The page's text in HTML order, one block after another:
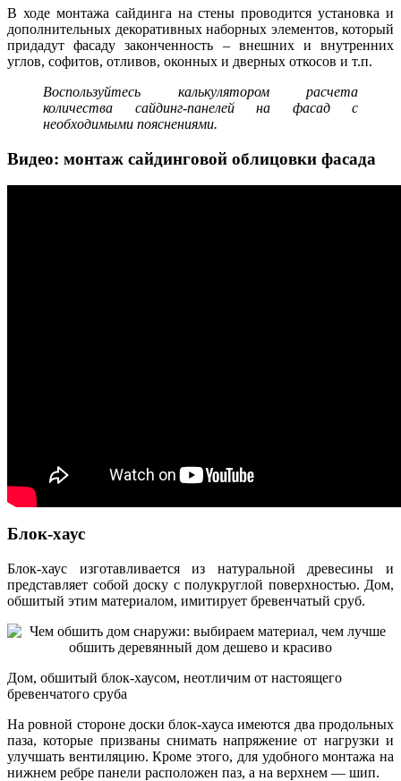
В ходе монтажа сайдинга на стены проводится установка и
дополнительных декоративных наборных элементов, который
придадут фасаду законченность – внешних и внутренних
углов, софитов, отливов, оконных и дверных откосов и т.п.
Воспользуйтесь калькулятором расчета
количества сайдинг-панелей на фасад с
необходимыми пояснениями.
Видео: монтаж сайдинговой облицовки фасада
Блок-хаус
Блок-хаус изготавливается из натуральной древесины и
представляет собой доску с полукруглой поверхностью. Дом,
обшитый этим материалом, имитирует бревенчатый сруб.
Дом, обшитый блок-хаусом, неотличим от настоящего
бревенчатого сруба
На ровной стороне доски блок-хауса имеются два продольных
паза, которые призваны снимать напряжение от нагрузки и
улучшать вентиляцию. Кроме этого, для удобного монтажа на
нижнем ребре панели расположен паз, а на верхнем — шип.